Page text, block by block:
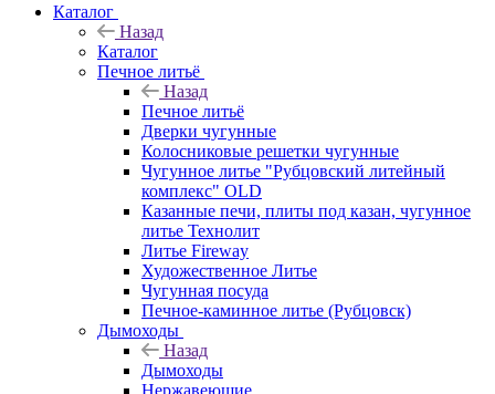
Каталог
Назад
Каталог
Печное литьё
Назад
Печное литьё
Дверки чугунные
Колосниковые решетки чугунные
Чугунное литье "Рубцовский литейный
комплекс" OLD
Казанные печи, плиты под казан, чугунное
литье Технолит
Литье Fireway
Художественное Литье
Чугунная посуда
Печное-каминное литье (Рубцовск)
Дымоходы
Назад
Дымоходы
Нержавеющие